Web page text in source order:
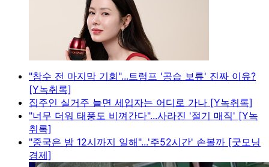
"참수 전 마지막 기회"...트럼프 '공습 보류' 진짜 이유?
[Y녹취록]
집주인 실거주 늘면 세입자는 어디로 가나 [Y녹취록]
"너무 더워 태풍도 비껴간다"...사라진 '절기 매직' [Y녹
취록]
"중국은 밤 12시까지 일해"...'주52시간' 손볼까 [굿모닝
경제]